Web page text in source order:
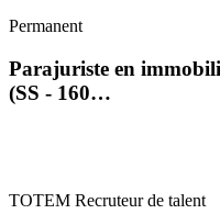
Permanent
Parajuriste en
(SS - 160…
TOTEM Recruteur de talent